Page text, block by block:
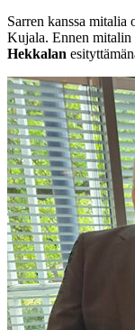
Sarren kanssa
Kujala. Ennen
Hekkalan